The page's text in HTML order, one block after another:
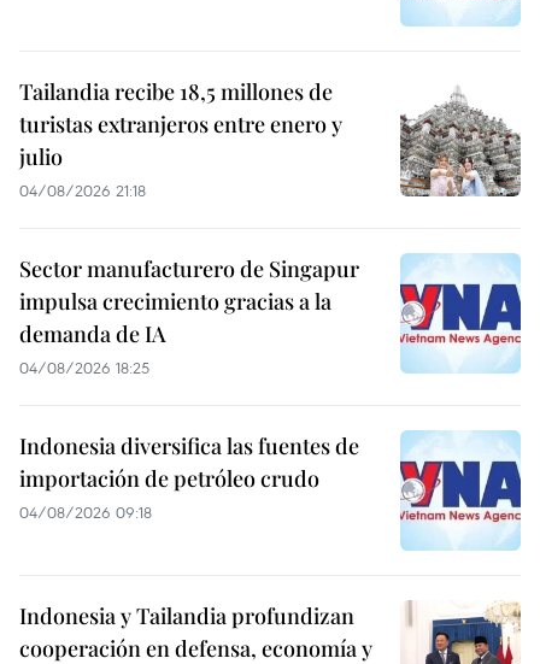
Tailandia recibe 18,5 millones de
turistas extranjeros entre enero y
julio
04/08/2026 21:18
Sector manufacturero de Singapur
impulsa crecimiento gracias a la
demanda de IA
04/08/2026 18:25
Indonesia diversifica las fuentes de
importación de petróleo crudo
04/08/2026 09:18
Indonesia y Tailandia profundizan
cooperación en defensa, economía y